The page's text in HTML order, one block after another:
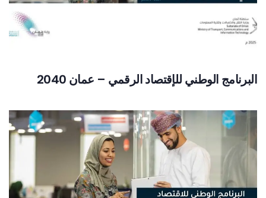
البرنامج الوطني للإقتصاد الرقمي – عمان 2040